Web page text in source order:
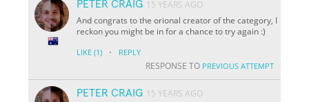
PETER CRAIG 15 YEARS AGO
And congrats to the orional creator of the category, I
reckon you might be in for a chance to try again :)
LIKE (1) · REPLY
RESPONSE TO PREVIOUS ATTEMPT
PETER CRAIG 15 YEARS AGO